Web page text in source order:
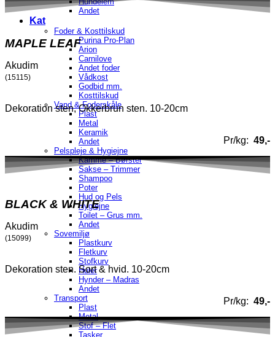
Andet
Kat
Foder & Kosttilskud
Purina Pro-Plan
Arion
Carnilove
Andet foder
Vådkost
Godbid mm.
Kosttilskud
Vand & Foderskåle
Plast
Metal
Keramik
Andet
Pelspleje & Hygiejne
Kamme – Børster
Sakse – Trimmer
Shampoo
Poter
Hud og Pels
Hygiejne
Toilet – Grus mm.
Andet
Sovemiljø
Plastkurv
Fletkurv
Stofkurv
Huler
Hynder – Madras
Andet
Transport
Plast
Metal
Stof – Flet
Tasker
MAPLE LEAF
Akudim
(15115)
Dekoration sten, Okkerbrun sten. 10-20cm
Pr/kg: 49,-
BLACK & WHITE
Akudim
(15099)
Dekoration sten. Sort & hvid. 10-20cm
Pr/kg: 49,-